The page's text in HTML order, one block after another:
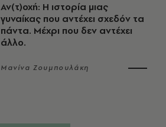
Αν(τ)οχή: Η ιστορία μιας
γυναίκας που αντέχει σχεδόν τα
πάντα. Μέχρι που δεν αντέχει
άλλο.
Μανίνα Ζουμπουλάκη